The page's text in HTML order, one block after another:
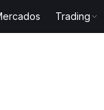
Trading